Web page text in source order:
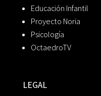
Educación Infantil
Proyecto Noria
Psicología
OctaedroTV
LEGAL